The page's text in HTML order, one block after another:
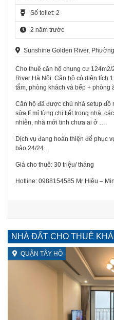
Số toilet: 2
2 năm trước
Sunshine Golden River,
Cho thuê căn hộ chung cư
River Hà Nội. Căn hộ có diện tích
tắm, phòng khách và bếp + phòng
Căn hộ đã được chủ nhà setup đồ
sửa tỉ mỉ từng chi tiết trong nhà,
nhiên, nhà mới tinh chưa ai ở ….
Dịch vụ đang hoàn thiện để phục
bảo 24/24…
Giá cho thuê: 30 triệu/ tháng
Hotline: 0988154585 Mr Hiệu –
NHÀ ĐẤT CHO THUÊ
QUẬN TÂY HỒ